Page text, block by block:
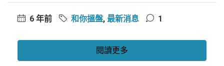
6 年前 和你搵盤, 最新消息 1
閱讀更多